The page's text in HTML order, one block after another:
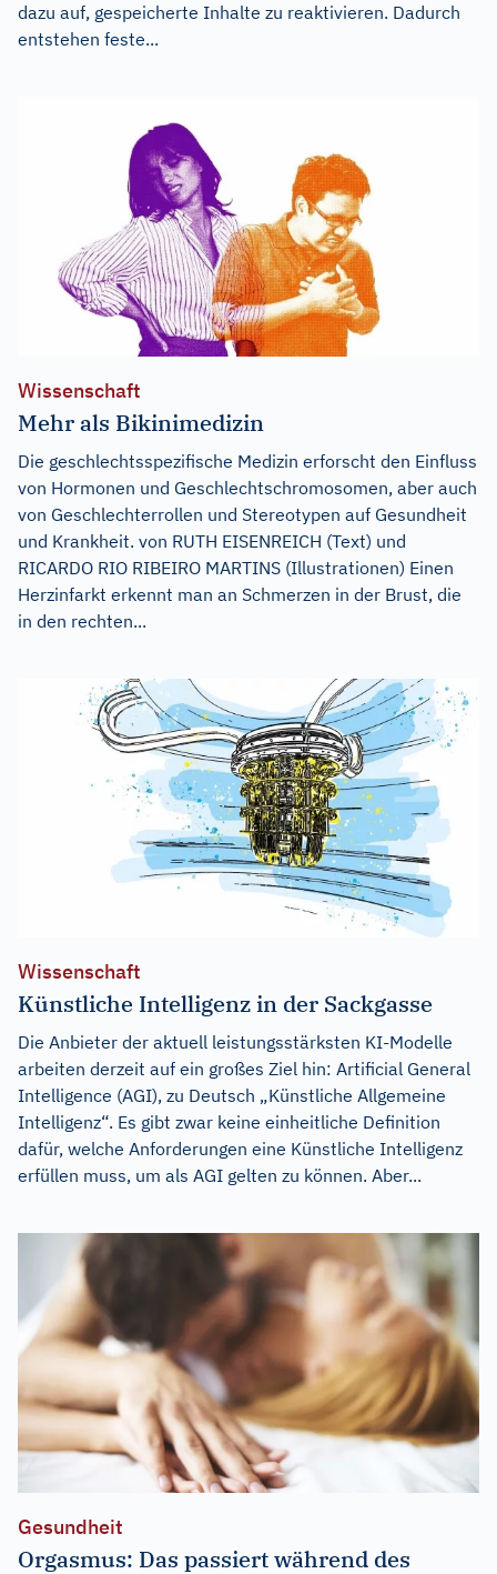
dazu auf, gespeicherte Inhalte zu reaktivieren. Dadurch
entstehen feste...
Wissenschaft
Mehr als Bikinimedizin
Die geschlechtsspezifische Medizin erforscht den Einfluss
von Hormonen und Geschlechtschromosomen, aber auch
von Geschlechterrollen und Stereotypen auf Gesundheit
und Krankheit. von RUTH EISENREICH (Text) und
RICARDO RIO RIBEIRO MARTINS (Illustrationen) Einen
Herzinfarkt erkennt man an Schmerzen in der Brust, die
in den rechten...
Wissenschaft
Künstliche Intelligenz in der Sackgasse
Die Anbieter der aktuell leistungsstärksten KI-Modelle
arbeiten derzeit auf ein großes Ziel hin: Artificial General
Intelligence (AGI), zu Deutsch „Künstliche Allgemeine
Intelligenz“. Es gibt zwar keine einheitliche Definition
dafür, welche Anforderungen eine Künstliche Intelligenz
erfüllen muss, um als AGI gelten zu können. Aber...
Gesundheit
Orgasmus: Das passiert während des